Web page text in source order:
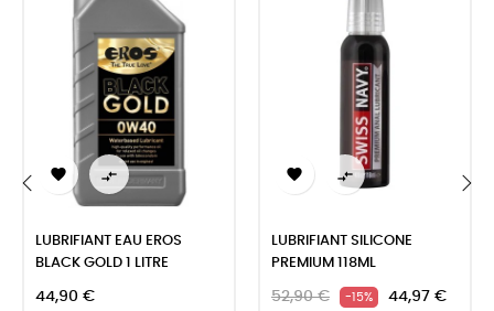
 
LUBRIFIANT EAU EROS
BLACK GOLD 1 LITRE
44,90 €
 
LUBRIFIANT SILICONE
PREMIUM 118ML
52,90 € -15% 44,97 €